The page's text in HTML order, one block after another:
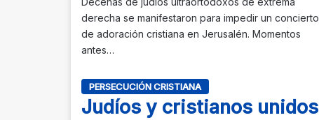
derecha se manifestaron para impedir un concierto
de adoración cristiana en Jerusalén. Momentos
antes…
PERSECUCIÓN CRISTIANA
Judíos y cristianos unidos